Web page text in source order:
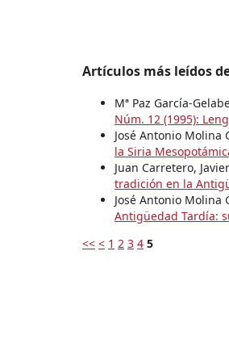
Artículos más leídos
Mª Paz García-
Núm. 12 (1995):
José Antonio Molina
la Siria
Juan Carretero,
tradición en la
José Antonio Molina
Antigüedad Tardía:
<< < 1 2 3 4 5